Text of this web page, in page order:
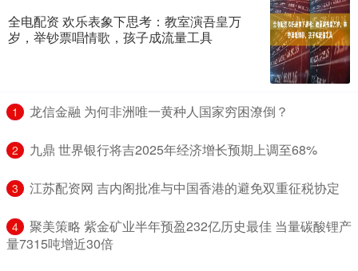
全电配资 欢乐表象下思考：教室演吾皇万
岁，举钞票唱情歌，孩子成流量工具
1 ​龙信金融 为何非洲唯一黄种人国家穷困潦倒？
2 ​九鼎 世界银行将吉2025年经济增长预期上调至68%
3 ​江苏配资网 吉内阁批准与中国香港的避免双重征税协定
4
​聚美策略 紫金矿业半年预盈232亿历史最佳 当量碳酸锂产
量7315吨增近30倍